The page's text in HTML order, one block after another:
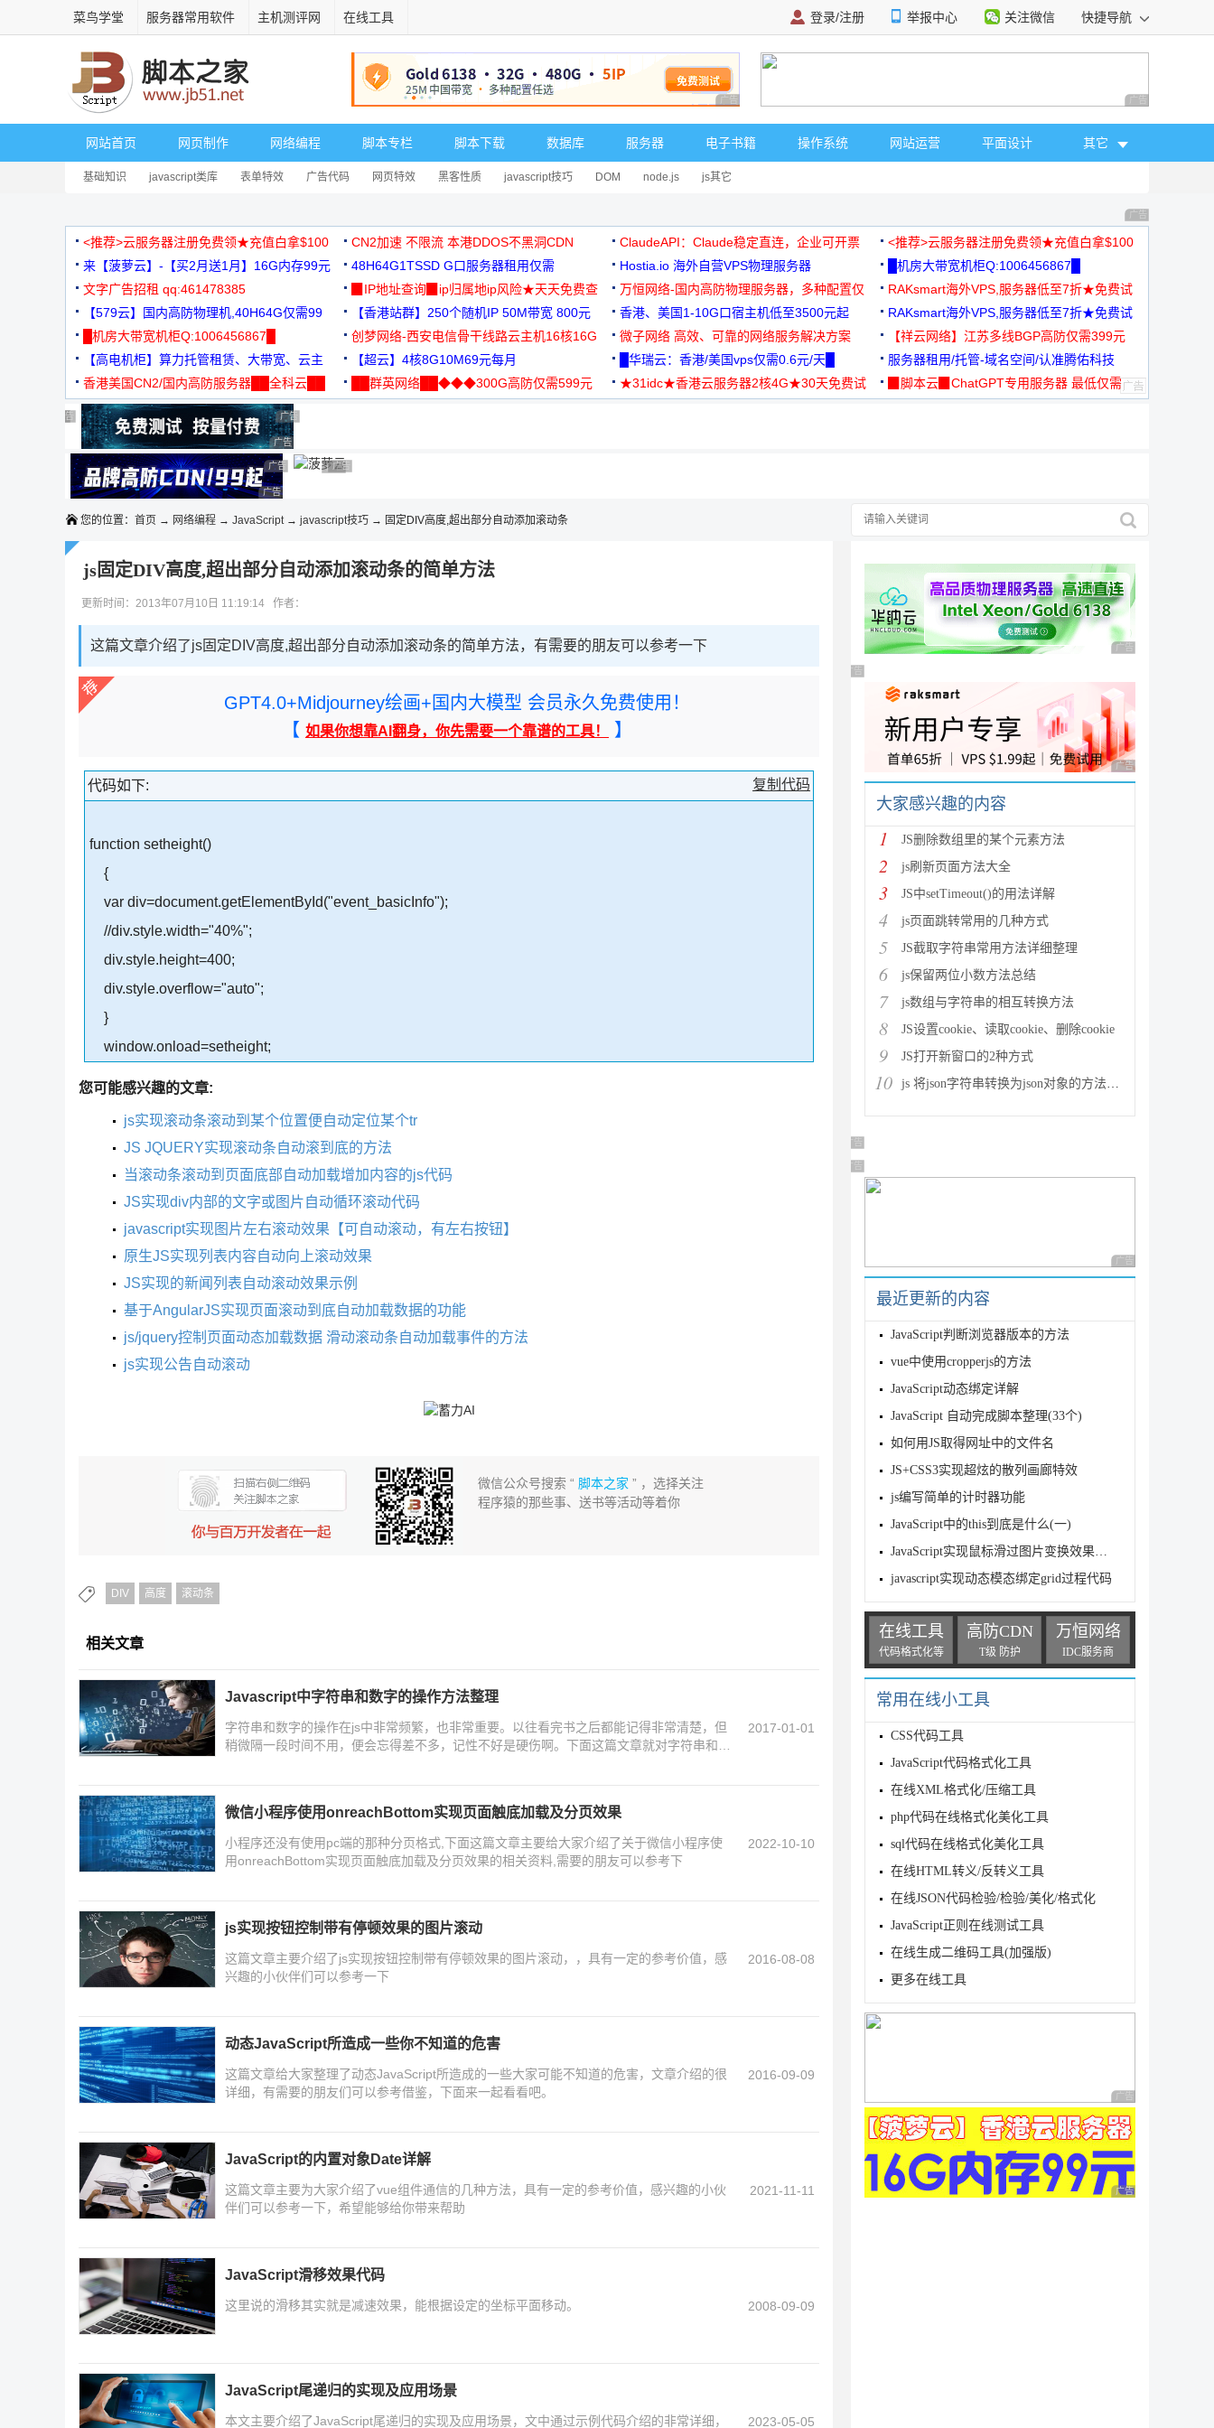
菜鸟学堂 服务器常用软件 主机测评网 在线工具 登录/注册 举报中心 关注微信 快捷导航
广告 商业广告，理性选择 广告 商业广告，理
网站首页 网页制作 网络编程 脚本专栏 脚本下载 数据库 服务器 电子书籍 操作系统 网站运营 平面设计 其它
基础知识 javascript类库 表单特效 广告代码 网页特效 黑客性质 javascript技巧 DOM node.js js其它
广告 商业广告，理
<推荐>云服务器注册免费领★充值白拿$100 CN2加速 不限流 本港DDOS不黑洞CDN ClaudeAPI：Claude稳定直连，企业可开票
<推荐>云服务器注册免费领★充值白拿$100
来【菠萝云】-【买2月送1月】16G内存99元
48H64G1TSSD G口服务器租用仅需
3000+可免费测试
Hostia.io 海外自营VPS物理服务器
█机房大带宽机柜Q:1006456867█
文字广告招租 qq:461478385
▉IP地址查询▉ip归属地ip风险★天天免费查
万恒网络-国内高防物理服务器，多种配置仅
99元/月起
RAKsmart海外VPS,服务器低至7折★免费试
用★
【579云】国内高防物理机,40H64G仅需99
元
【香港站群】250个随机IP 50M带宽 800元 香港、美国1-10G口宿主机低至3500元起
RAKsmart海外VPS,服务器低至7折★免费试
用★
█机房大带宽机柜Q:1006456867█
创梦网络-西安电信骨干线路云主机16核16G
88元/月
微子网络 高效、可靠的网络服务解决方案
【祥云网络】江苏多线BGP高防仅需399元
【高电机柜】算力托管租赁、大带宽、云主
机
【超云】4核8G10M69元每月 █华瑞云：香港/美国vps仅需0.6元/天█
服务器租用/托管-域名空间/认准腾佑科技
香港美国CN2/国内高防服务器██全科云██
██群英网络██◆◆◆300G高防仅需599元
★31idc★香港云服务器2核4G★30天免费试
▉脚本云▉ChatGPT专用服务器 最低仅需
广告 商业广告，理性选择
广告 商业广告，理性选择
广告 商业广告，理性选择
广告 商业广告，理性选择
广告 商业广告，理性选择
广告 商业广告，理性选择
广告 商业广告，理性选择
广告 商业广告，理性选择广告 商业广告，理性选择
广告 商业广告，理性选择
您的位置： 首页 → 网络编程 → JavaScript→ javascript技巧 → 固定DIV高度,超出部分自动添加滚动条
js固定DIV高度,超出部分自动添加滚动条的简单方法
更新时间：2013年07月10日 11:19:14 作者：
这篇文章介绍了js固定DIV高度,超出部分自动添加滚动条的简单方法，有需要的朋友可以参考一下
GPT4.0+Midjourney绘画+国内大模型 会员永久免费使用！
【 如果你想靠AI翻身，你先需要一个靠谱的工具！ 】
复制代码
代码如下:
function setheight()
{
var div=document.getElementById("event_basicInfo");
//div.style.width="40%";
div.style.height=400;
div.style.overflow="auto";
}
window.onload=setheight;
您可能感兴趣的文章:
js实现滚动条滚动到某个位置便自动定位某个tr
JS JQUERY实现滚动条自动滚到底的方法
当滚动条滚动到页面底部自动加载增加内容的js代码
JS实现div内部的文字或图片自动循环滚动代码
javascript实现图片左右滚动效果【可自动滚动，有左右按钮】
原生JS实现列表内容自动向上滚动效果
JS实现的新闻列表自动滚动效果示例
基于AngularJS实现页面滚动到底自动加载数据的功能
js/jquery控制页面动态加载数据 滑动滚动条自动加载事件的方法
js实现公告自动滚动
微信公众号搜索 “脚本之家 ” ，选择关注
程序猿的那些事、送书等活动等着你
DIV 高度 滚动条
相关文章
Javascript中字符串和数字的操作方法整理
字符串和数字的操作在js中非常频繁，也非常重要。以往看完书之后都能记得非常清楚，但
稍微隔一段时间不用，便会忘得差不多，记性不好是硬伤啊。下面这篇文章就对字符串和数
2017-01-01
微信小程序使用onreachBottom实现页面触底加载及分页效果
小程序还没有使用pc端的那种分页格式,下面这篇文章主要给大家介绍了关于微信小程序使
用onreachBottom实现页面触底加载及分页效果的相关资料,需要的朋友可以参考下
2022-10-10
js实现按钮控制带有停顿效果的图片滚动
这篇文章主要介绍了js实现按钮控制带有停顿效果的图片滚动，，具有一定的参考价值，感
兴趣的小伙伴们可以参考一下
2016-08-08
动态JavaScript所造成一些你不知道的危害
这篇文章给大家整理了动态JavaScript所造成的一些大家可能不知道的危害，文章介绍的很
详细，有需要的朋友们可以参考借鉴，下面来一起看看吧。
2016-09-09
JavaScript的内置对象Date详解
这篇文章主要为大家介绍了vue组件通信的几种方法，具有一定的参考价值，感兴趣的小伙
伴们可以参考一下，希望能够给你带来帮助
2021-11-11
JavaScript滑移效果代码
这里说的滑移其实就是减速效果，能根据设定的坐标平面移动。 2008-09-09
JavaScript尾递归的实现及应用场景
本文主要介绍了JavaScript尾递归的实现及应用场景，文中通过示例代码介绍的非常详细，
2023-05-05
广告 商业广告，理性
广告 商业广告，理性选择
广告 商业广告，理性
大家感兴趣的内容
1 JS删除数组里的某个元素方法
2 js刷新页面方法大全
3 JS中setTimeout()的用法详解
4 js页面跳转常用的几种方式
5 JS截取字符串常用方法详细整理
6 js保留两位小数方法总结
7 js数组与字符串的相互转换方法
8 JS设置cookie、读取cookie、删除cookie
9 JS打开新窗口的2种方式
10 js 将json字符串转换为json对象的方法解析
广告 商业广告，理性选择
广告 商业广告，理性选择
广告 商业广告，理性
最近更新的内容
JavaScript判断浏览器版本的方法
vue中使用cropperjs的方法
JavaScript动态绑定详解
JavaScript 自动完成脚本整理(33个)
如何用JS取得网址中的文件名
JS+CSS3实现超炫的散列画廊特效
js编写简单的计时器功能
JavaScript中的this到底是什么(一)
JavaScript实现鼠标滑过图片变换效果的方法
javascript实现动态模态绑定grid过程代码
在线工具
代码格式化等
高防CDN
T级 防护
万恒网络
IDC服务商
常用在线小工具
CSS代码工具
JavaScript代码格式化工具
在线XML格式化/压缩工具
php代码在线格式化美化工具
sql代码在线格式化美化工具
在线HTML转义/反转义工具
在线JSON代码检验/检验/美化/格式化
JavaScript正则在线测试工具
在线生成二维码工具(加强版)
更多在线工具
广告 商业广告，理性
广告 商业广告，理性